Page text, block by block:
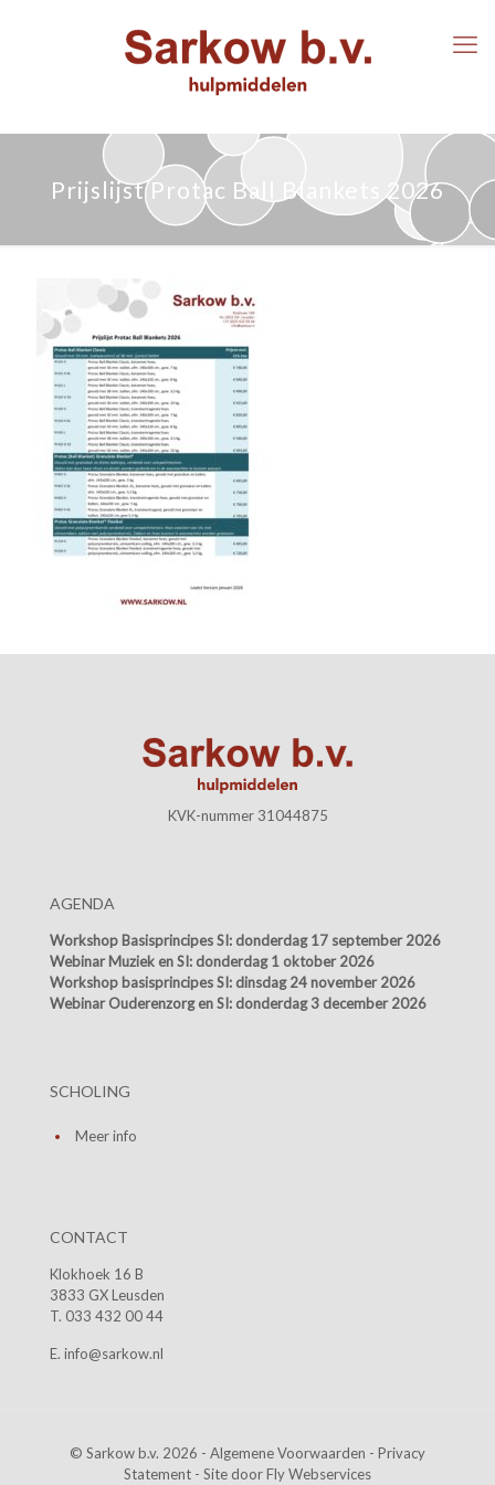
Prijslijst Protac Ball Blankets 2026
KVK-nummer 31044875
AGENDA
Workshop Basisprincipes SI: donderdag 17 september 2026
Webinar Muziek en SI: donderdag 1 oktober 2026
Workshop basisprincipes SI: dinsdag 24 november 2026
Webinar Ouderenzorg en SI: donderdag 3 december 2026
SCHOLING
Meer info
CONTACT
Klokhoek 16 B
3833 GX Leusden
T. 033 432 00 44
E. info@sarkow.nl
© Sarkow b.v. 2026 - Algemene Voorwaarden - Privacy
Statement - Site doorFly Webservices